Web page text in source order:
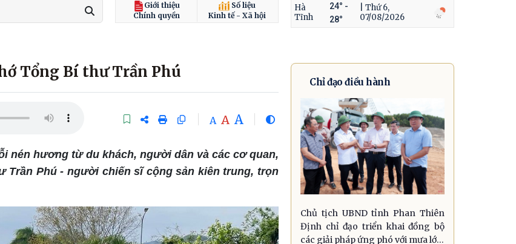
Giới thiệu
Chính quyền
Số liệu
Kinh tế - Xã hội
Hà
Tĩnh
24° -
28°
| Thứ 6,
07/08/2026
Tổng Bí thư Trần Phú
A A A
nén hương từ du khách, người dân và các cơ quan,
Phú - người chiến sĩ cộng sản kiên trung, trọn
Chỉ đạo điều hành
Chủ tịch UBND tỉnh Phan Thiên
Định chỉ đạo triển khai đồng bộ
các giải pháp ứng phó với mưa lớn,